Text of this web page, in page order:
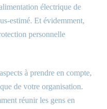
électrique de
estimé. Et évidemment,
personnelle
à prendre en compte,
de votre organisation.
réunir les gens en